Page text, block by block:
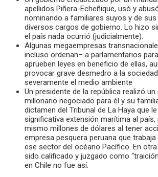
apellidos Piñera-Echeñique, usó y
nominando a familiares suyos y de
diversos cargos de gobierno. Lo hizo
el país nada ocurrió (judicialmente).
Algunas megaempresas
incluso ordenan– a parlamentarios
aprueben leyes en beneficio de ellas,
provocar grave desmedro a la
severamente el medio ambiente
Un presidente de la república realizó un
millonario negociado para él y su
dictamen del Tribunal de La Haya que
significativa extensión marítima al
mismo millones de dólares al tener
empresa pesquera peruana que
ese sector del océano Pacífico. En
sido calificado y juzgado como
en Chile no fue así.